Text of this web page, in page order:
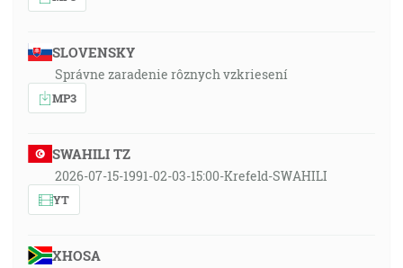
SLOVENSKY
Správne zaradenie rôznych vzkriesení
MP3
SWAHILI TZ
2026-07-15-1991-02-03-15:00-Krefeld-SWAHILI
YT
XHOSA